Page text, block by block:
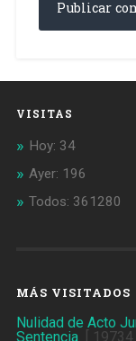
VISITAS
Hoy: 34
Ayer: 196
Todos: 361280
MÁS VISITADOS
Nulidad de Acto
Sentencia[ 19734